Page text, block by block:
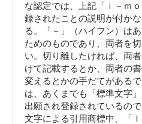
な認定では、上記「ｉ－ｍ
録されたことの説明が付か
る。「－」（ハイフン）は
ためのものであり、両者を
い。切り離したければ、両
けて記載するとか、両者の
変えるとかの手だてがある
は、あくまでも「標準文字
出願され登録されているの
文字による引用商標中、「